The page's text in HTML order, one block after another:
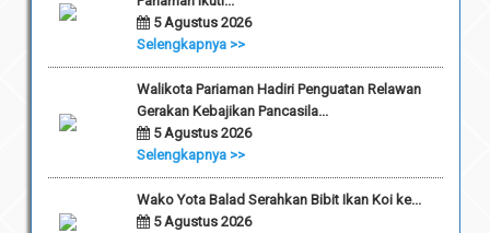
5 Agustus 2026
Selengkapnya >>
Walikota Pariaman Hadiri Penguatan Relawan
Gerakan Kebajikan Pancasila...
5 Agustus 2026
Selengkapnya >>
Wako Yota Balad Serahkan Bibit Ikan Koi ke...
5 Agustus 2026